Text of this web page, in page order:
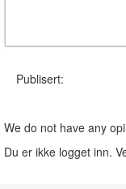
Publisert:
We do not have any
Du er ikke logget inn.